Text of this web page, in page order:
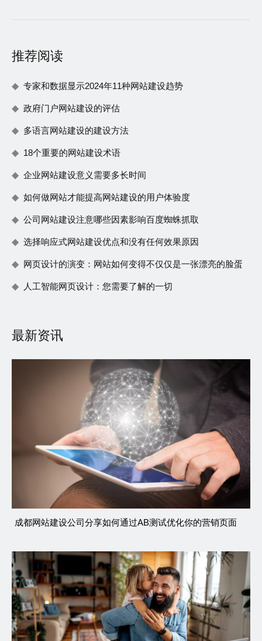
推荐阅读
专家和数据显示2024年11种网站建设趋势
政府门户网站建设的评估
多语言网站建设的建设方法
18个重要的网站建设术语
企业网站建设意义需要多长时间
如何做网站才能提高网站建设的用户体验度
公司网站建设注意哪些因素影响百度蜘蛛抓取
选择响应式网站建设优点和没有任何效果原因
网页设计的演变：网站如何变得不仅仅是一张漂亮的脸蛋
人工智能网页设计：您需要了解的一切
最新资讯
成都网站建设公司分享如何通过AB测试优化你的营销页面